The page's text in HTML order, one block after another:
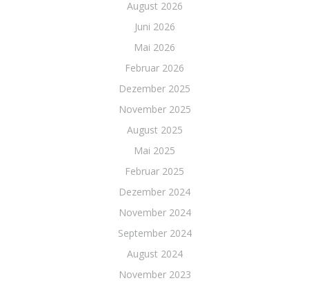
August 2026
Juni 2026
Mai 2026
Februar 2026
Dezember 2025
November 2025
August 2025
Mai 2025
Februar 2025
Dezember 2024
November 2024
September 2024
August 2024
November 2023